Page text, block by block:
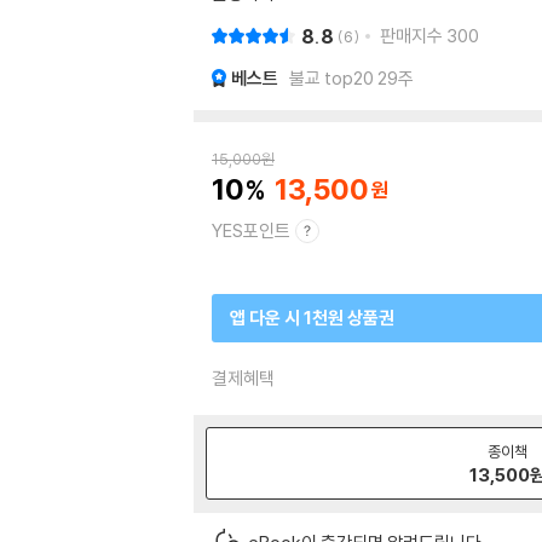
8.8 6 판매지수 300
베스트 불교 top20 29주
15,000원
10 13,500
YES포인트
앱 다운 시 1천원 상품권
결제혜택
종이책
13,500